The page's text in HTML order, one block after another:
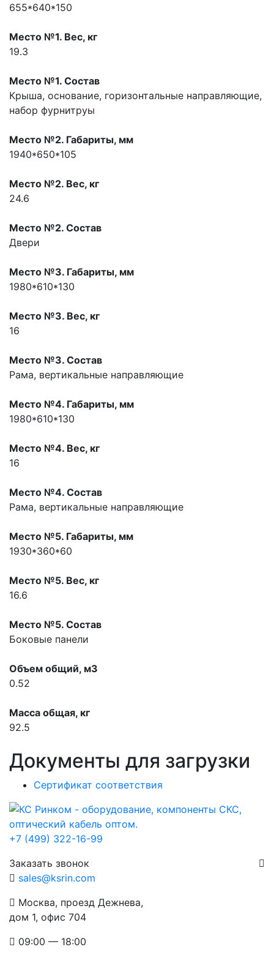
655*640*150
Место №1. Вес, кг
19.3
Место №1. Состав
Крыша, основание, горизонтальные направляющие,
набор фурнитруы
Место №2. Габариты, мм
1940*650*105
Место №2. Вес, кг
24.6
Место №2. Состав
Двери
Место №3. Габариты, мм
1980*610*130
Место №3. Вес, кг
16
Место №3. Состав
Рама, вертикальные направляющие
Место №4. Габариты, мм
1980*610*130
Место №4. Вес, кг
16
Место №4. Состав
Рама, вертикальные направляющие
Место №5. Габариты, мм
1930*360*60
Место №5. Вес, кг
16.6
Место №5. Состав
Боковые панели
Объем общий, м3
0.52
Масса общая, кг
92.5
Документы для загрузки
Сертификат соответствия
+7 (499) 322-16-99
Заказать звонок
sales@ksrin.com
Москва, проезд Дежнева,
дом 1, офис 704
09:00 — 18:00